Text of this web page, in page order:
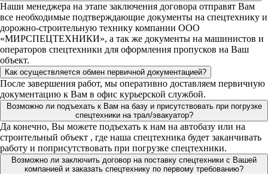
Наши менеджера на этапе заключения договора отправят Вам
все необходимые подтверждающие документы на спецтехнику и
дорожно-строительную технику компании ООО
«МИРСПЕЦТЕХНИКИ», а так же документы на машинистов и
операторов спецтехники для оформления пропусков на Ваш
объект.
Как осуществляется обмен первичной документацией?
После завершения работ, мы оперативно доставляем первичную
документацию к Вам в офис курьерской службой.
Возможно ли подъехать к Вам на базу и присутствовать при погрузке
спецтехники на трал/эвакуатор?
Да конечно, Вы можете подъехать к нам на автобазу или на
строительный объект , где наша спецтехника будет заканчивать
работу и поприсутствовать при погрузке спецтехники.
Возможно ли заключить договор на поставку спецтехники с Вашей
компанией и заказать спецтехнику по первому требованию?